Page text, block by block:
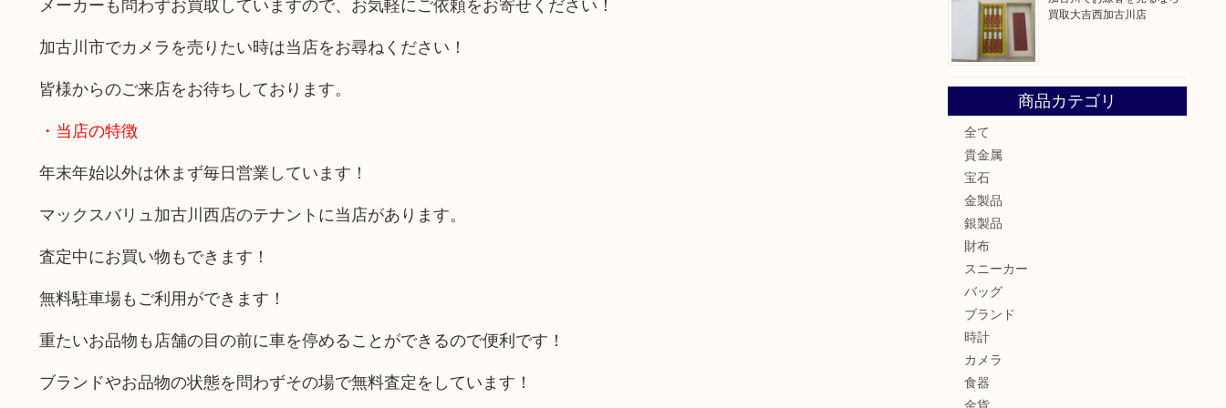
加古川市でカメラを売りたい時は当店をお尋ねください！
皆様からのご来店をお待ちしております。
・当店の特徴
年末年始以外は休まず毎日営業しています！
マックスバリュ加古川西店のテナントに当店があります。
査定中にお買い物もできます！
無料駐車場もご利用ができます！
重たいお品物も店舗の目の前に車を停めることができるので便利です！
ブランドやお品物の状態を問わずその場で無料査定をしています！
買取大吉西加古川店
商品カテゴリ
全て
貴金属
宝石
金製品
銀製品
財布
スニーカー
バッグ
ブランド
時計
カメラ
食器
金貨